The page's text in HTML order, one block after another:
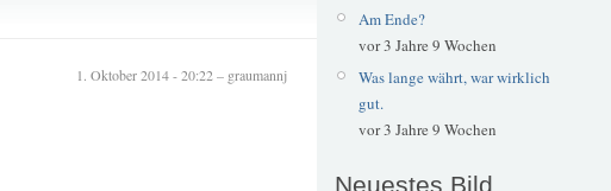
1. Oktober 2014 - 20:22 – graumannj
Am Ende?
vor 3 Jahre 9 Wochen
Was lange währt, war wirklich
gut.
vor 3 Jahre 9 Wochen
Neuestes Bild